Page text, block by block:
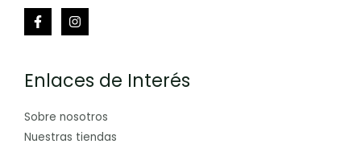
Enlaces de Interés
Sobre nosotros
Nuestras tiendas